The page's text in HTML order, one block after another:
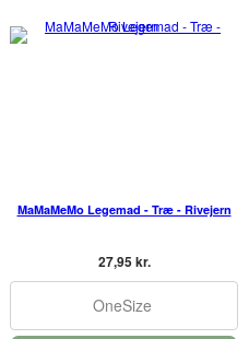
MaMaMeMo Legemad - Træ - Rivejern
27,95 kr.
OneSize